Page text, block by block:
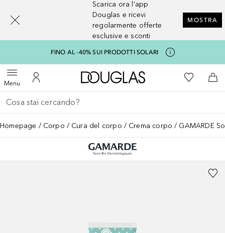
Scarica ora l'app
Douglas e ricevi
regolarmente offerte
esclusive e sconti
MOSTRA
FINO AL -40% SUI PRODOTTI SOLARI
MenuApri menuAl Mio Account
A Douglas HomeAlla Mia
Al
Torna indietro
Esegui ricerca
Homepage Corpo Cura del corpo Crema corpo GAMARDE
[navigation.slideout.screenreader]